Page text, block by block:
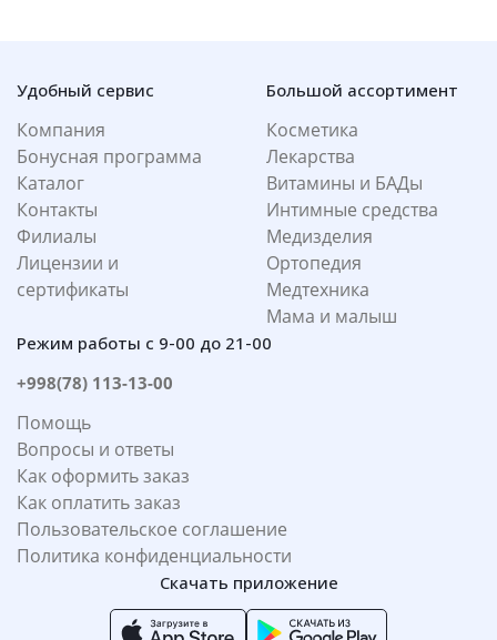
Удобный сервис
Компания
Бонусная программа
Каталог
Контакты
Филиалы
Лицензии и
сертификаты
Большой ассортимент
Косметика
Лекарства
Витамины и БАДы
Интимные средства
Медизделия
Ортопедия
Медтехника
Мама и малыш
Режим работы с 9-00 до 21-00
+998(78) 113-13-00
Помощь
Вопросы и ответы
Как оформить заказ
Как оплатить заказ
Пользовательское соглашение
Политика конфиденциальности
Скачать приложение